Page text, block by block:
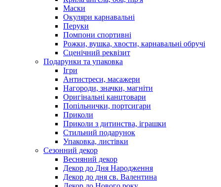
Маски
Окуляри карнавальні
Перуки
Помпони спортивні
Рожки, вушка, хвости, карнавальні обручі
Сценічний реквізит
Подарунки та упаковка
Ігри
Антистреси, масажери
Нагороди, значки, магніти
Оригінальні канцтовари
Попільнички, портсигари
Приколи
Приколи з дитинства, іграшки
Стильний подарунок
Упаковка, листівки
Сезонний декор
Весняний декор
Декор до Дня Народження
Декор до дня св. Валентина